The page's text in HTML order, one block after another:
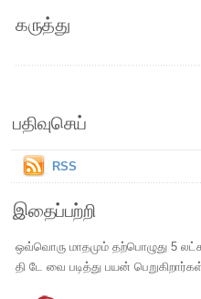
கருத்து
பதிவுசெய்
RSS
இதைப்பற்றி
ஒவ்வொரு மாதமும் தற்பொழுது 5
தி டே வை படித்து பயன்